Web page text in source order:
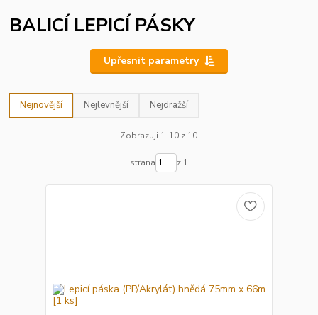
BALICÍ LEPICÍ PÁSKY
Upřesnit parametry
Nejnovější Nejlevnější Nejdražší
Zobrazuji 1-10 z 10
strana z 1